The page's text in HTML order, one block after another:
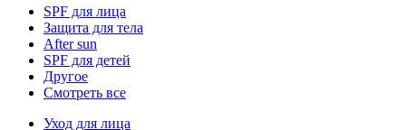
SPF для лица
Защита для тела
After sun
SPF для детей
Другое
Смотреть все
Уход для лица